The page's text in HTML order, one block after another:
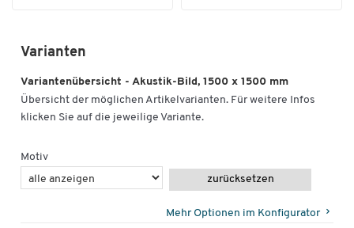
Varianten
Variantenübersicht - Akustik-Bild, 1500 x 1500 mm
Übersicht der möglichen Artikelvarianten. Für weitere Infos
klicken Sie auf die jeweilige Variante.
Motiv
zurücksetzen
Mehr Optionen im Konfigurator